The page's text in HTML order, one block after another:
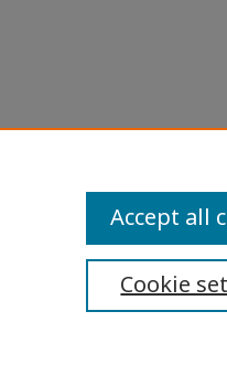
พาะ
Statement
Cookie
Accept all